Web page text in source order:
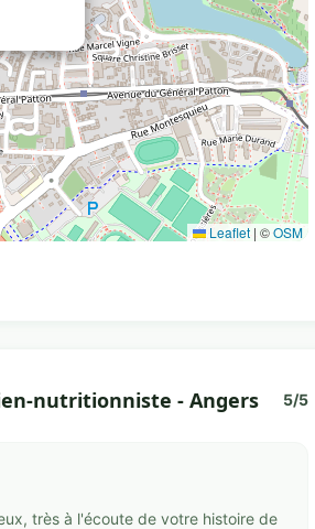
Leaflet | ©OSM
nutritionniste - Angers 5/5
très à l'écoute de votre histoire de